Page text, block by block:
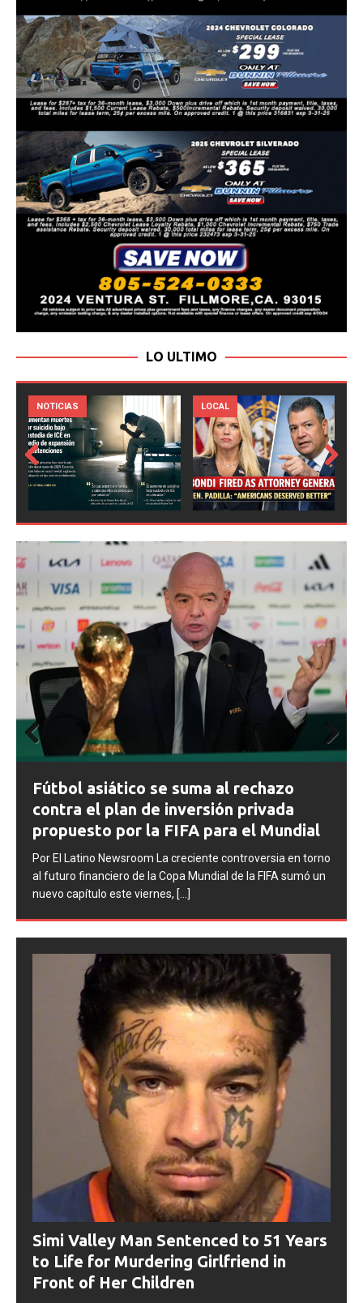
LO ULTIMO
LOCAL NOTICIAS
Prev
Next
FIFA abre expedientes disciplinarios
contra Argentina tras los incidentes en
la final del Mundial 2026
Por El Latino Newsroom La FIFA inició una serie de
procesos disciplinarios contra la Asociación del Fútbol
Argentino (AFA), cuatro integrantes de la selección
argentina
Prev
Simi Valley Man Sentenced to 51 Years
to Life for Murdering Girlfriend in
Front of Her Children